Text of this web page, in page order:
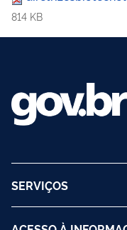
814 KB
SERVIÇOS